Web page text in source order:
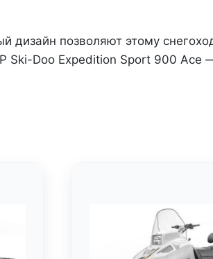
позволяют этому
Ski-Doo Expedition Sport 900 Ace